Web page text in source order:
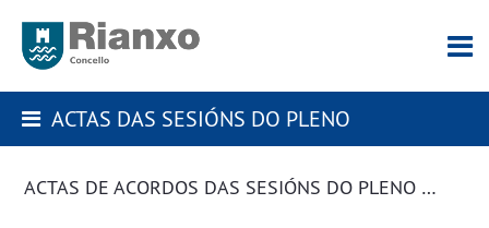
ACTAS DAS SESIÓNS DO PLENO
ACTAS DE ACORDOS DAS SESIÓNS DO PLENO DA CORPORACIÓN